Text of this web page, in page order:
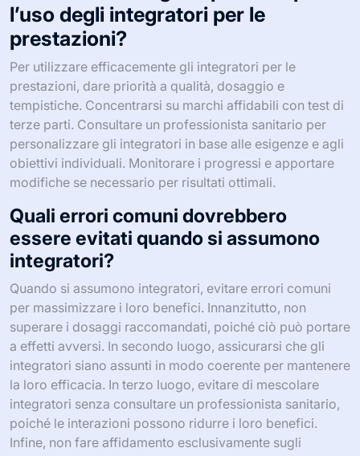
l’uso degli integratori per le
prestazioni?
Per utilizzare efficacemente gli integratori per le
prestazioni, dare priorità a qualità, dosaggio e
tempistiche. Concentrarsi su marchi affidabili con test di
terze parti. Consultare un professionista sanitario per
personalizzare gli integratori in base alle esigenze e agli
obiettivi individuali. Monitorare i progressi e apportare
modifiche se necessario per risultati ottimali.
Quali errori comuni dovrebbero
essere evitati quando si assumono
integratori?
Quando si assumono integratori, evitare errori comuni
per massimizzare i loro benefici. Innanzitutto, non
superare i dosaggi raccomandati, poiché ciò può portare
a effetti avversi. In secondo luogo, assicurarsi che gli
integratori siano assunti in modo coerente per mantenere
la loro efficacia. In terzo luogo, evitare di mescolare
integratori senza consultare un professionista sanitario,
poiché le interazioni possono ridurre i loro benefici.
Infine, non fare affidamento esclusivamente sugli